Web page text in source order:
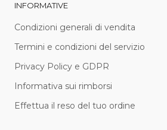
INFORMATIVE
Condizioni generali di vendita
Termini e condizioni del servizio
Privacy Policy e GDPR
Informativa sui rimborsi
Effettua il reso del tuo ordine